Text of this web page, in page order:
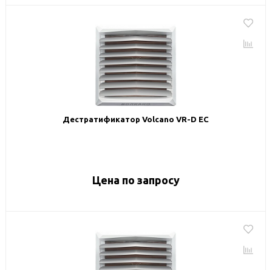
Дестратификатор Volcano VR-D EC
Цена по запросу